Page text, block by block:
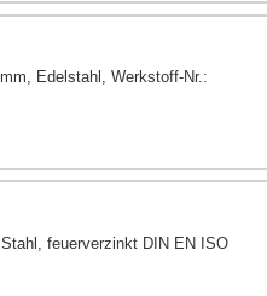
Edelstahl, Werkstoff-Nr.:
feuerverzinkt DIN EN ISO